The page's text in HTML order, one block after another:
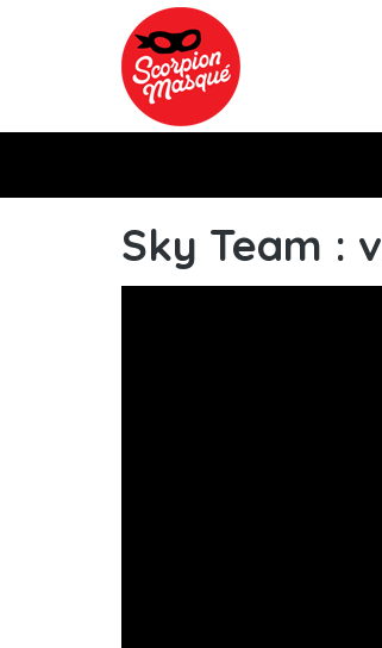
Aller au contenu principal
Sky Team :